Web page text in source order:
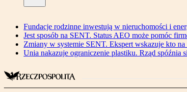
Fundacje rodzinne inwestują w nieruchomości i
Jest sposób na SENT. Status AEO może pomóc
Zmiany w systemie SENT. Ekspert wskazuje kto
Unia nakazuje ograniczenie plastiku. Rząd spóźnia